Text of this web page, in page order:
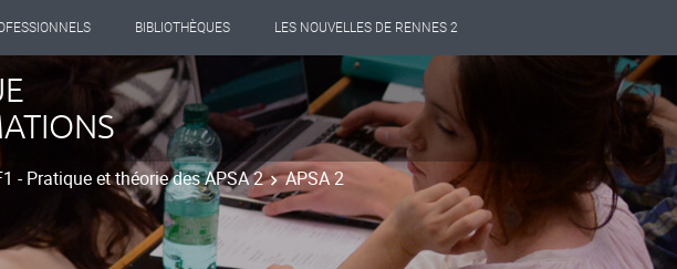
BIBLIOTHÈQUES LES NOUVELLES DE RENNES 2
- Pratique et théorie des APSA 2 APSA 2